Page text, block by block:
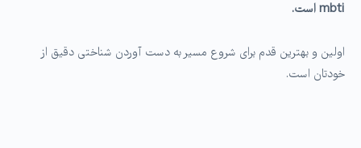
mbtiاست.
اولین و بهترین قدم برای شروع مسیر به دست آوردن شناختی دقیق از
خودتان است.